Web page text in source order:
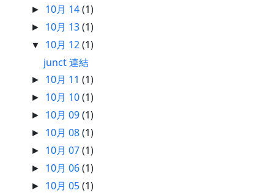
► 10月 14(1)
► 10月 13(1)
▼ 10月 12(1)
junct 連結
► 10月 11(1)
► 10月 10(1)
► 10月 09(1)
► 10月 08(1)
► 10月 07(1)
► 10月 06(1)
► 10月 05(1)